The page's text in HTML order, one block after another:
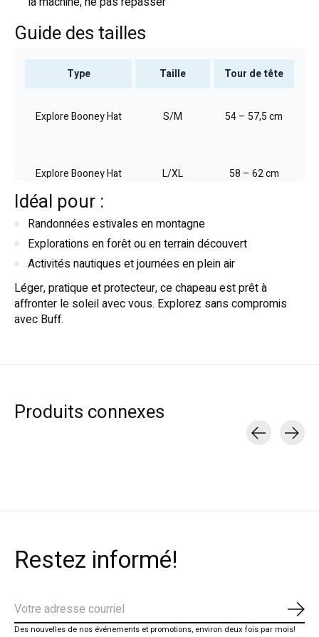
Guide des tailles
Type Taille Tour de tête
Explore Booney Hat S/M 54 – 57,5 cm
Explore Booney Hat L/XL 58 – 62 cm
Idéal pour :
Randonnées estivales en montagne
Explorations en forêt ou en terrain découvert
Activités nautiques et journées en plein air
Léger, pratique et protecteur, ce chapeau est prêt à
affronter le soleil avec vous. Explorez sans compromis
avec Buff.
Produits connexes
Restez informé!
Des nouvelles de nos événements et promotions, environ deux fois par mois!